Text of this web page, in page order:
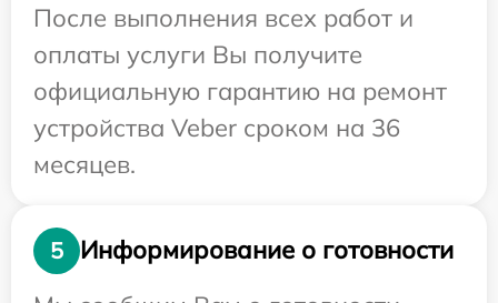
После выполнения всех работ и
оплаты услуги Вы получите
официальную гарантию на ремонт
устройства Veber сроком на 36
месяцев.
5
Информирование о готовности